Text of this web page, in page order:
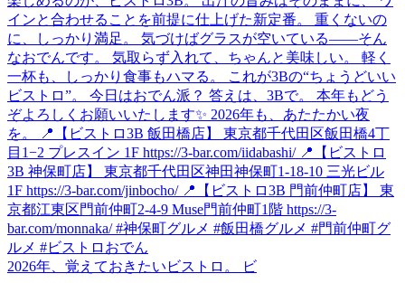
2026年、覚えておきたいビストロ。 ビ